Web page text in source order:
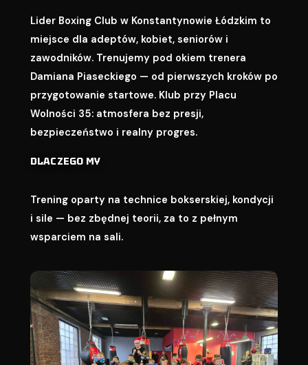
Lider Boxing Club w Konstantynowie Łódzkim to
miejsce dla adeptów, kobiet, seniorów i
zawodników. Trenujemy pod okiem trenera
Damiana Piaseckiego — od pierwszych kroków po
przygotowanie startowe. Klub przy Placu
Wolności 35: atmosfera bez presji,
bezpieczeństwo i realny progres.
DLACZEGO MY
Trening oparty na technice bokserskiej, kondycji
i sile — bez zbędnej teorii, za to z pełnym
wsparciem na sali.